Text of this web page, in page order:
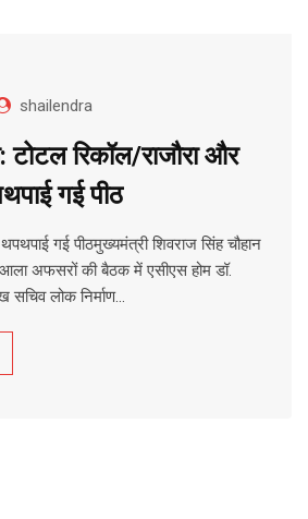
shailendra
टोटल रिकॉल/राजौरा और
गई पीठ
गई पीठमुख्यमंत्री शिवराज सिंह चौहान
आला अफसरों की बैठक में एसीएस होम डॉ.
सचिव लोक निर्माण…